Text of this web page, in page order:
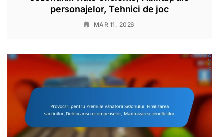
personajelor, Tehnici de joc
MAR 11, 2026